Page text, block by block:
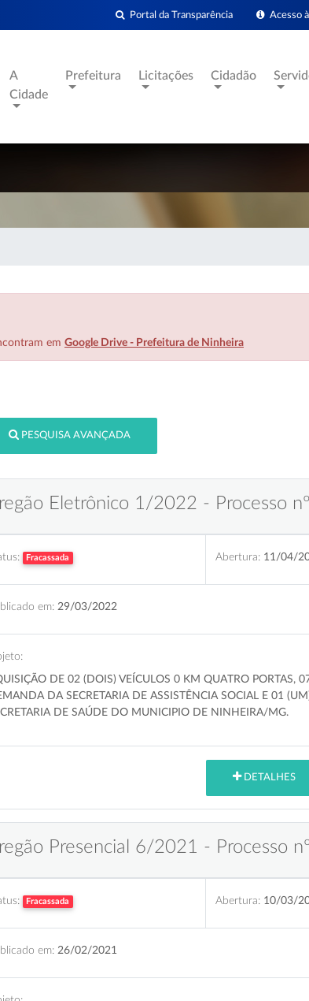
Acesso
Portal da Transparência
A
Cidade
Prefeitura Licitações Cidadão
em Google Drive - Prefeitura de Ninheira
PESQUISA AVANÇADA
Eletrônico 1/2022 - Processo
Fracassada Abertura: 11/04/
em: 29/03/2022
DE 02 (DOIS) VEÍCULOS 0 KM QUATRO PORTAS,
DA SECRETARIA DE ASSISTÊNCIA SOCIAL E 01
DE SAÚDE DO MUNICIPIO DE NINHEIRA/MG.
DETALHES
Presencial 6/2021 - Processo
Fracassada Abertura: 10/03/
em: 26/02/2021